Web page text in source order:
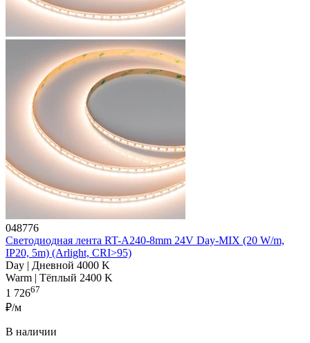
048776
Светодиодная лента RT-A240-8mm 24V Day-MIX (20 W/m,
IP20, 5m) (Arlight, CRI>95)
Day | Дневной 4000 K
Warm | Тёплый 2400 K
1 72667
₽/м
В наличии